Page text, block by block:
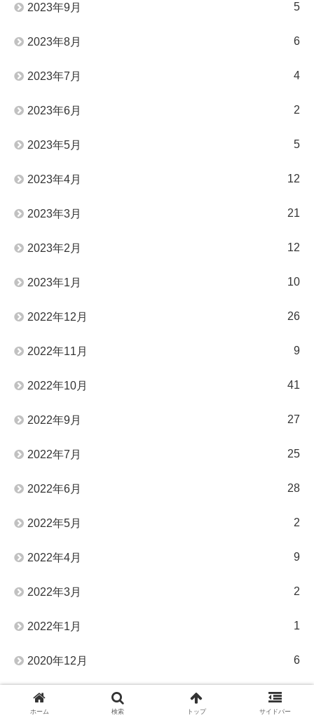
2023年9月 5
2023年8月 6
2023年7月 4
2023年6月 2
2023年5月 5
2023年4月 12
2023年3月 21
2023年2月 12
2023年1月 10
2022年12月 26
2022年11月 9
2022年10月 41
2022年9月 27
2022年7月 25
2022年6月 28
2022年5月 2
2022年4月 9
2022年3月 2
2022年1月 1
2020年12月 6
2020年11月
ホーム 検索 トップ サイドバー